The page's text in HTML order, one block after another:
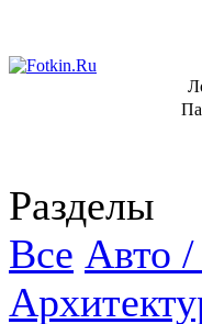
Разделы
Все Авто